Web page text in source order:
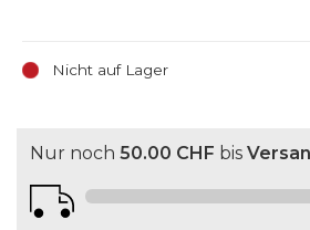
Nicht auf Lager
Nur noch 50.00 CHF bis